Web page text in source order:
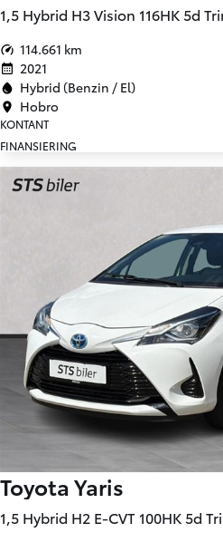
1,5 Hybrid H3 Vision 116HK 5d
114.661 km
2021
Hybrid (Benzin / El)
Hobro
KONTANT
FINANSIERING
Toyota Yaris
1,5 Hybrid H2 E-CVT 100HK 5d